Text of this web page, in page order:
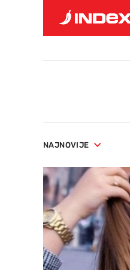
NAJNOVIJE